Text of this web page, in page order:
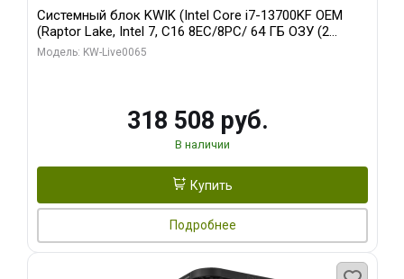
Системный блок KWIK (Intel Core i7-13700KF OEM
(Raptor Lake, Intel 7, C16 8EC/8PC/ 64 ГБ ОЗУ (2
модуля)/ ASUS RTX5080 PROART OC 16GB GDDR7
Модель: KW-Live0065
318 508 руб.
В наличии
Купить
Подробнее